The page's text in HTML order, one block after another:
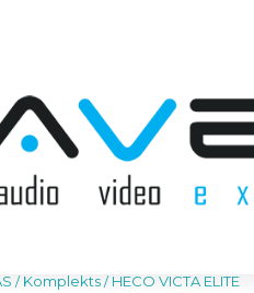
/ 202 / C102 / SUB 252A
/Komplekts/HECO VICTA ELITE